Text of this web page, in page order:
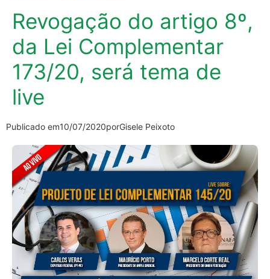
Revogação do artigo 8º,
da Lei Complementar
173/20, será tema de
live
Publicado em10/07/2020porGisele Peixoto